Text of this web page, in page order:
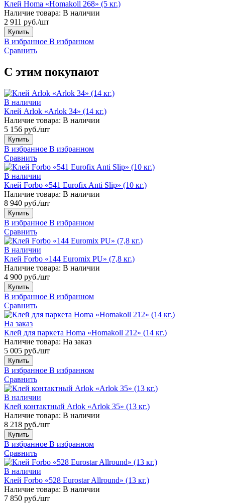
Клей Homa «Homakoll 268» (5 кг.)
Наличие товара: В наличии
2 911 руб./шт
Купить
В избранное В избранном
Сравнить
С этим покупают
В наличии
Клей Arlok «Arlok 34» (14 кг.)
Наличие товара: В наличии
5 156 руб./шт
Купить
В избранное В избранном
Сравнить
В наличии
Клей Forbo «541 Eurofix Anti Slip» (10 кг.)
Наличие товара: В наличии
8 940 руб./шт
Купить
В избранное В избранном
Сравнить
В наличии
Клей Forbo «144 Euromix PU» (7,8 кг.)
Наличие товара: В наличии
4 900 руб./шт
Купить
В избранное В избранном
Сравнить
На заказ
Клей для паркета Homa «Homakoll 212» (14 кг.)
Наличие товара: На заказ
5 005 руб./шт
Купить
В избранное В избранном
Сравнить
В наличии
Клей контактный Arlok «Arlok 35» (13 кг.)
Наличие товара: В наличии
8 218 руб./шт
Купить
В избранное В избранном
Сравнить
В наличии
Клей Forbo «528 Eurostar Allround» (13 кг.)
Наличие товара: В наличии
7 850 руб./шт